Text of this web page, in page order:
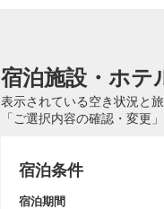
宿泊施設・ホテ
表示されている空き状況と
「ご選択内容の確認・変更
宿泊条件
宿泊期間